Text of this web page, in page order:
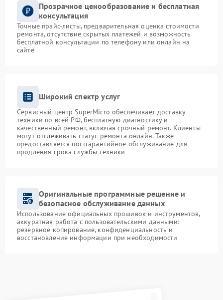
Прозрачное ценообразование и бесплатная
консультация
Точные прайс-листы, предварительная оценка стоимости
ремонта, отсутствие скрытых платежей и возможность
бесплатной консультации по телефону или онлайн на
сайте
Широкий спектр услуг
Сервисный центр SuperMicro обеспечивает доставку
техники по всей РФ, бесплатную диагностику и
качественный ремонт, включая срочный ремонт. Клиенты
могут отслеживать статус ремонта онлайн. Также
предоставляется постгарантийное обслуживание для
продления срока службы техники
Оригинальные программные решение и
безопасное обслуживание данных
Использование официальных прошивок и инструментов,
аккуратная работа с пользовательскими данными:
резервное копирование, конфиденциальность и
восстановление информации при необходимости